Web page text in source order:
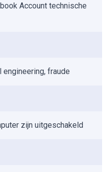
Account technische
fraude
zijn uitgeschakeld